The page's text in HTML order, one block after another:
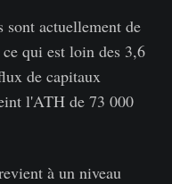
sont actuellement de
qui est loin des 3,6
de capitaux
l'ATH de 73 000
à un niveau